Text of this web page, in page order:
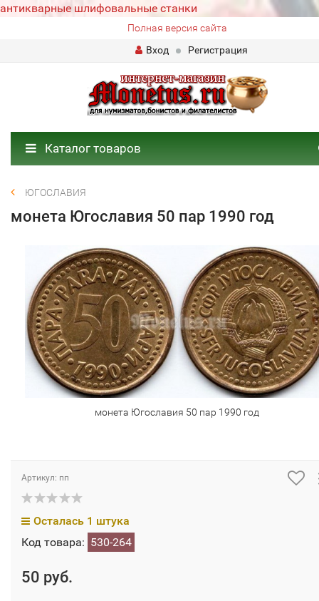
антикварные шлифовальные станки
Полная версия сайта
Вход
Регистрация
Каталог товаров
ЮГОСЛАВИЯ
монета Югославия 50 пар 1990 год
монета Югославия 50 пар 1990 год
Артикул: пп
Осталась 1 штука
Код товара: 530-264
50 руб.